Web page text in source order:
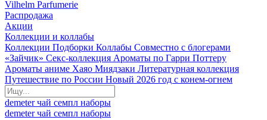
Vilhelm Parfumerie
Распродажа
Акции
Коллекции и коллабы
Коллекции Подборки Коллабы Совместно с блогерами
«Зайчик» Секс-коллекция Ароматы по Гарри Поттеру
Ароматы аниме Хаяо Миядзаки Литературная коллекция
Путешествие по России Новый 2026 год с конем-огнем
demeterчай семпл наборы
demeterчай семпл наборы